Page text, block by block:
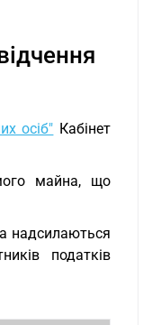
осіб" Кабінет
майна, що
надсилаються
податків